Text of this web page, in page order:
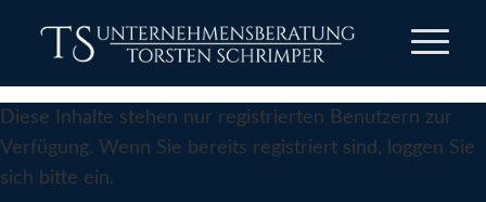
Diese Inhalte stehen nur registrierten Benutzern zur
Verfügung. Wenn Sie bereits registriert sind, loggen Sie
sich bitte ein.